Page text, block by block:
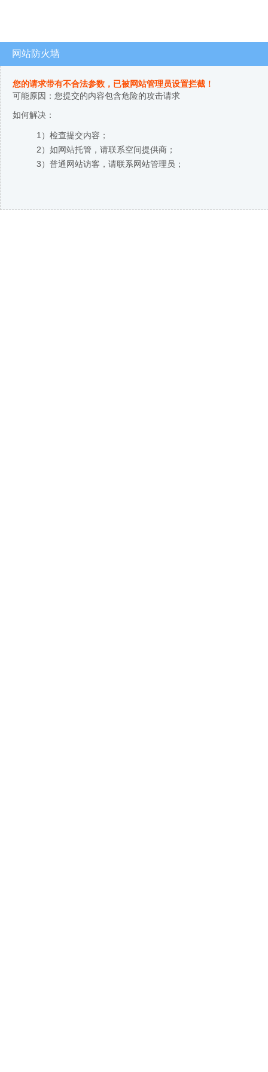
网站防火墙
您的请求带有不合法参数，已被网站管理员设置拦截！
可能原因：您提交的内容包含危险的攻击请求
如何解决：
1）检查提交内容；
2）如网站托管，请联系空间提供商；
3）普通网站访客，请联系网站管理员；